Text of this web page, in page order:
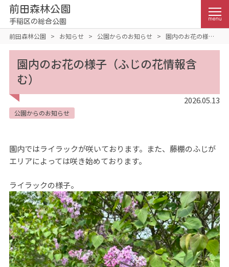
前田森林公園
手稲区の総合公園
前田森林公園 > お知らせ > 公園からのお知らせ >
園内のお花の様子
園内のお花の様子（ふじの花情報含
む）
2026.05.13
公園からのお知らせ
園内ではライラックが咲いております。また、藤棚のふじが
エリアによっては咲き始めております。
ライラックの様子。